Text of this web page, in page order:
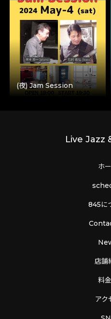
(夜) Jam Session
Live Jazz
ホ
845に
店舗
料
アク